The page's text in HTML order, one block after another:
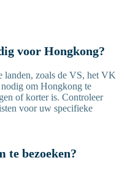
voor Hongkong?
landen, zoals de VS, het VK
nodig om Hongkong te
of korter is. Controleer
voor uw specifieke
te bezoeken?